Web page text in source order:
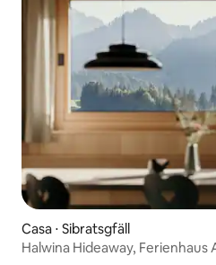
Casa ⋅ Sibratsgfäll